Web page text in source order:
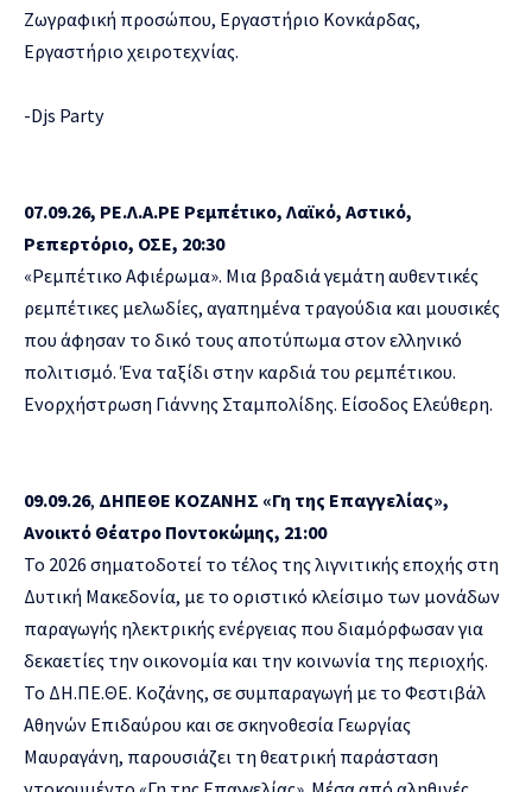
Ζωγραφική προσώπου, Εργαστήριο Κονκάρδας,
Εργαστήριο χειροτεχνίας.
-Djs Party
07.09.26, ΡΕ.Λ.Α.ΡΕ Ρεμπέτικο, Λαϊκό, Αστικό,
Ρεπερτόριο, ΟΣΕ, 20:30
«Ρεμπέτικο Αφιέρωμα». Μια βραδιά γεμάτη αυθεντικές
ρεμπέτικες μελωδίες, αγαπημένα τραγούδια και μουσικές
που άφησαν το δικό τους αποτύπωμα στον ελληνικό
πολιτισμό. Ένα ταξίδι στην καρδιά του ρεμπέτικου.
Ενορχήστρωση Γιάννης Σταμπολίδης. Είσοδος Ελεύθερη.
09.09.26, ΔΗΠΕΘΕ ΚΟΖΑΝΗΣ «Γη της Επαγγελίας»,
Ανοικτό Θέατρο Ποντοκώμης, 21:00
Το 2026 σηματοδοτεί το τέλος της λιγνιτικής εποχής στη
Δυτική Μακεδονία, με το οριστικό κλείσιμο των μονάδων
παραγωγής ηλεκτρικής ενέργειας που διαμόρφωσαν για
δεκαετίες την οικονομία και την κοινωνία της περιοχής.
Το ΔΗ.ΠΕ.ΘΕ. Κοζάνης, σε συμπαραγωγή με το Φεστιβάλ
Αθηνών Επιδαύρου και σε σκηνοθεσία Γεωργίας
Μαυραγάνη, παρουσιάζει τη θεατρική παράσταση